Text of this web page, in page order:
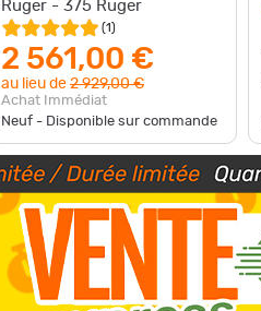
Ruger - 375 Ruger
(1 )
2 561,00 €
au lieu de 2 929,00 €
Achat Immédiat
Neuf - Disponible sur commande